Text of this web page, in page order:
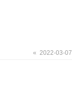
« 2022-03-07